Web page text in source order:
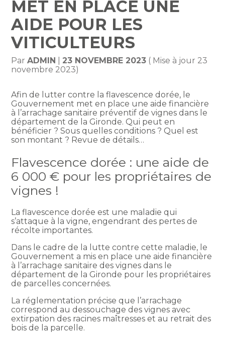
MET EN PLACE UNE
AIDE POUR LES
VITICULTEURS
ParADMIN 23 NOVEMBRE 2023 ( Mise à jour 23
novembre 2023)
Afin de lutter contre la flavescence dorée, le
Gouvernement met en place une aide financière
à l’arrachage sanitaire préventif de vignes dans le
département de la Gironde. Qui peut en
bénéficier ? Sous quelles conditions ? Quel est
son montant ? Revue de détails…
Flavescence dorée : une aide de
6 000 € pour les propriétaires de
vignes !
La flavescence dorée est une maladie qui
s’attaque à la vigne, engendrant des pertes de
récolte importantes.
Dans le cadre de la lutte contre cette maladie, le
Gouvernement a mis en place une aide financière
à l’arrachage sanitaire des vignes dans le
département de la Gironde pour les propriétaires
de parcelles concernées.
La réglementation précise que l’arrachage
correspond au dessouchage des vignes avec
extirpation des racines maîtresses et au retrait des
bois de la parcelle.